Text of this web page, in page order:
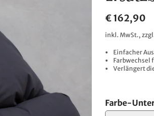
€ 162,90
inkl. MwSt.,
Einfacher
Farbwechsel
Verlängert
Farbe-